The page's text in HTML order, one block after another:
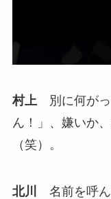
村上 別に何がっ
ん！」、嫌いか
（笑）。
北川 名前を呼ん